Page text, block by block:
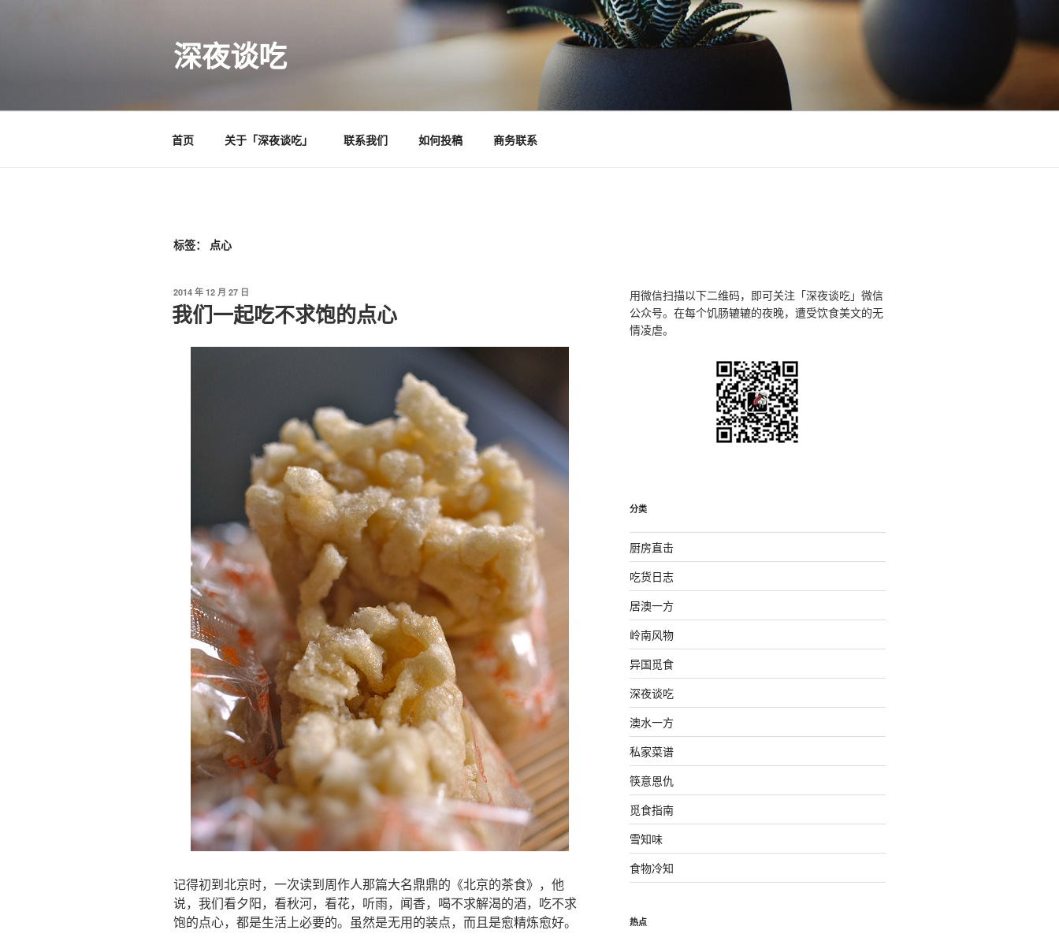
深夜谈吃
首页 关于「深夜谈吃」 联系我们 如何投稿 商务联系
标签： 点心
发
布
于
2014 年 12 月 27 日
我们一起吃不求饱的点心‍
记得初到北京时，一次读到周作人那篇大名鼎鼎的《北京的茶食》，他
说，我们看夕阳，看秋河，看花，听雨，闻香，喝不求解渴的酒，吃不求
饱的点心，都是生活上必要的。虽然是无用的装点，而且是愈精炼愈好。
用微信扫描以下二维码，即可关注「深夜谈吃」微信
公众号。在每个饥肠辘辘的夜晚，遭受饮食美文的无
情凌虐。
分类
厨房直击
吃货日志
居澳一方
岭南风物
异国觅食
深夜谈吃
澳水一方
私家菜谱
筷意恩仇
觅食指南
雪知味
食物冷知
热点